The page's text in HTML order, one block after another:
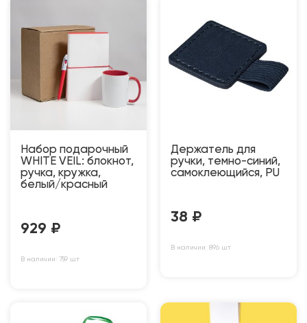
Набор подарочный
WHITE VEIL: блокнот,
ручка, кружка,
белый/красный
929 ₽
В наличии: 759 шт
Держатель для
ручки, темно-синий,
самоклеющийся, PU
38 ₽
В наличии: 896 шт